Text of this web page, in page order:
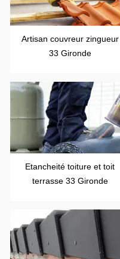
Artisan couvreur zingueur
33 Gironde
Etancheité toiture et toit
terrasse 33 Gironde